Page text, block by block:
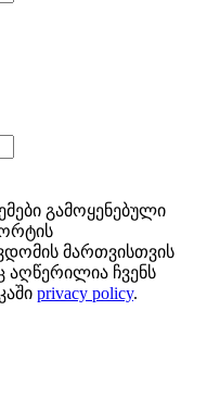
გამოყენებული
მართვისთვის
აღწერილია ჩვენს
privacy policy.